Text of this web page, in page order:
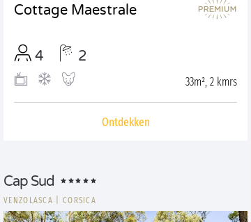
Cottage Maestrale
4 2
33m², 2 kmrs
Ontdekken
Cap Sud
VENZOLASCA CORSICA